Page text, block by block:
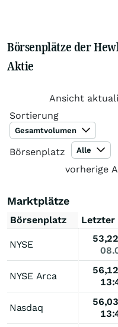
Börsenplätze der
Aktie
Ansicht
Sortierung
Gesamtvolumen
Börsenplatz Alle
vorherige
Marktplätze
Börsenplatz Letzter
NYSE
53,22
NYSE Arca
56,12
Nasdaq
56,03